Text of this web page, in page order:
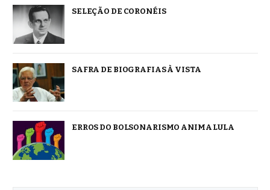
SELEÇÃO DE CORONÉIS
SAFRA DE BIOGRAFIAS À VISTA
ERROS DO BOLSONARISMO ANIMA LULA